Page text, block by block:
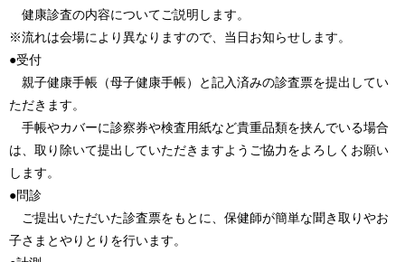
健康診査の内容についてご説明します。
※流れは会場により異なりますので、当日お知らせします。
●受付
親子健康手帳（母子健康手帳）と記入済みの診査票を提出してい
ただきます。
手帳やカバーに診察券や検査用紙など貴重品類を挟んでいる場合
は、取り除いて提出していただきますようご協力をよろしくお願い
します。
●問診
ご提出いただいた診査票をもとに、保健師が簡単な聞き取りやお
子さまとやりとりを行います。